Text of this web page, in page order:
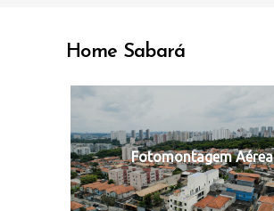
Home Sabará
Fotomontagem Aérea